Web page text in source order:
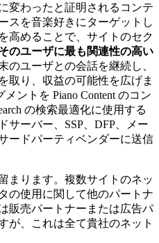
変わったと証明されるコンテ
スを音楽好きにターゲットし
高めることで、サイトのセク
のユーザに最も関連性の高い
のユーザとの会話を継続し、
取り、収益の可能性を広げま
ントを Piano Content のコン
の検索最適化に使用する
サーバー、SSP、DFP、メー
ードパーティベンダーに送信
まります。複数サイトのネッ
の使用に関して他のパートナ
販売パートナーまたは広告パ
が、これは全て貴社のネット